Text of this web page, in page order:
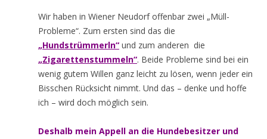
Wir haben in Wiener Neudorf offenbar zwei „Müll-
Probleme“. Zum ersten sind das die
„Hundstrümmerln“ und zum anderen die
„Zigarettenstummeln“. Beide Probleme sind bei ein
wenig gutem Willen ganz leicht zu lösen, wenn jeder ein
Bisschen Rücksicht nimmt. Und das – denke und hoffe
ich – wird doch möglich sein.
Deshalb mein Appell an die Hundebesitzer und